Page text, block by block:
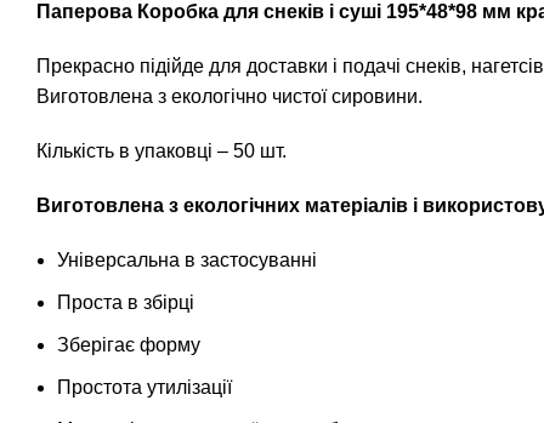
Паперова Коробка для снеків і суші 195*48*98 мм
Прекрасно підійде для доставки і подачі снеків,
Виготовлена з екологічно чистої сировини.
Кількість в упаковці – 50 шт.
Виготовлена з екологічних матеріалів і
Універсальна в застосуванні
Проста в збірці
Зберігає форму
Простота утилізації